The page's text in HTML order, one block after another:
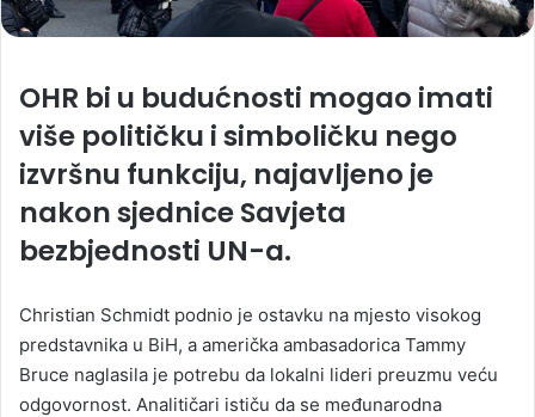
OHR bi u budućnosti mogao imati
više političku i simboličku nego
izvršnu funkciju, najavljeno je
nakon sjednice Savjeta
bezbjednosti UN-a.
Christian Schmidt podnio je ostavku na mjesto visokog
predstavnika u BiH, a američka ambasadorica Tammy
Bruce naglasila je potrebu da lokalni lideri preuzmu veću
odgovornost. Analitičari ističu da se međunarodna